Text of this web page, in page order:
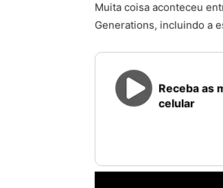
Muita coisa aconteceu
Generations, incluindo a
Receba as
celular